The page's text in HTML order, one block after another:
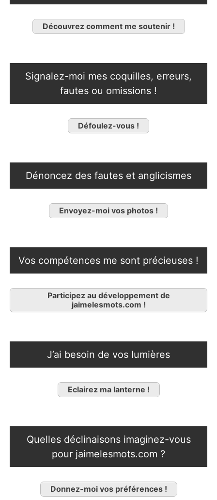
Découvrez comment me soutenir !
Signalez-moi mes coquilles, erreurs,
fautes ou omissions !
Défoulez-vous !
Dénoncez des fautes et anglicismes
Envoyez-moi vos photos !
Vos compétences me sont précieuses !
Participez au développement de
jaimelesmots.com !
J’ai besoin de vos lumières
Eclairez ma lanterne !
Quelles déclinaisons imaginez-vous
pour jaimelesmots.com ?
Donnez-moi vos préférences !